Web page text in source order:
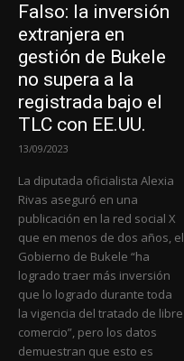
Falso: la inversión
extranjera en
gestión de Bukele
no supera a la
registrada bajo el
TLC con EE.UU.
13/09/2023
La diputada oficialista Alexia
Rivas aseguró en una
publicación en la red social X
que en menos de dos años, el
Gobierno de Bukele “ha
logrado traer más inversión
que lo logrado durante toda
la vigencia del tratado de libre
comercio”, pero los datos
demuestran que esto es